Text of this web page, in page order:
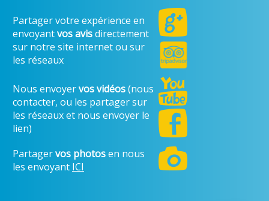
Partager votre expérience en
envoyantvos avisdirectement
sur notre site internet ou sur
les réseaux
Nous envoyervos vidéos(nous
contacter, ou les partager sur
les réseaux et nous envoyer le
lien)
Partagervos photosen nous
les envoyant ICI